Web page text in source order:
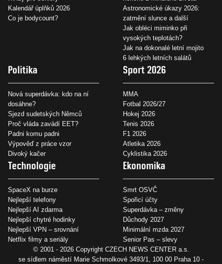
Kalendář úplňků 2026
Co je bodycount?
Astronomické úkazy 2026:
zatmění slunce a další
Jak obléci miminko při
vysokých teplotách?
Jak na dokonalé letní mojito
6 lehkých letních salátů
Politika
Nová superdávka: kdo na ní
dosáhne?
Sjezd sudetských Němců
Proč vláda zavádí EET?
Padni komu padni
Výpověď z práce vzor
Divoký kačer
Sport 2026
MMA
Fotbal 2026/27
Hokej 2026
Tenis 2026
F1 2026
Atletika 2026
Cyklistika 2026
Technologie
SpaceX na burze
Nejlepší telefony
Nejlepší AI zdarma
Nejlepší chytré hodinky
Nejlepší VPN – srovnání
Netflix filmy a seriály
Ekonomika
Smrt OSVČ
Spořicí účty
Superdávka – změny
Důchody 2027
Minimální mzda 2027
Senior Pas – slevy
© 2001 - 2026 Copyright CZECH NEWS CENTER a.s.
se sídlem náměstí Marie Schmolkové 3493/1, 100 00 Praha 10 -